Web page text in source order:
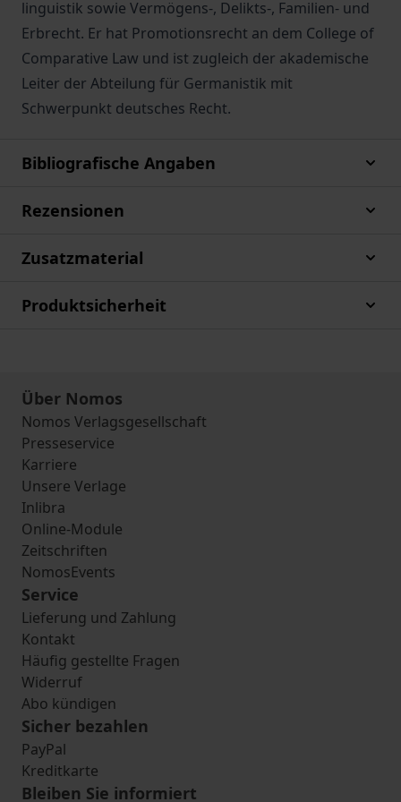
linguistik sowie Vermögens-, Delikts-, Familien- und
Erbrecht. Er hat Promotionsrecht an dem College of
Comparative Law und ist zugleich der akademische
Leiter der Abteilung für Germanistik mit
Schwerpunkt deutsches Recht.
Bibliografische Angaben
Rezensionen
Zusatzmaterial
Produktsicherheit
Über Nomos
Nomos Verlagsgesellschaft
Presseservice
Karriere
Unsere Verlage
Inlibra
Online-Module
Zeitschriften
NomosEvents
Service
Lieferung und Zahlung
Kontakt
Häufig gestellte Fragen
Widerruf
Abo kündigen
Sicher bezahlen
PayPal
Kreditkarte
Bleiben Sie informiert